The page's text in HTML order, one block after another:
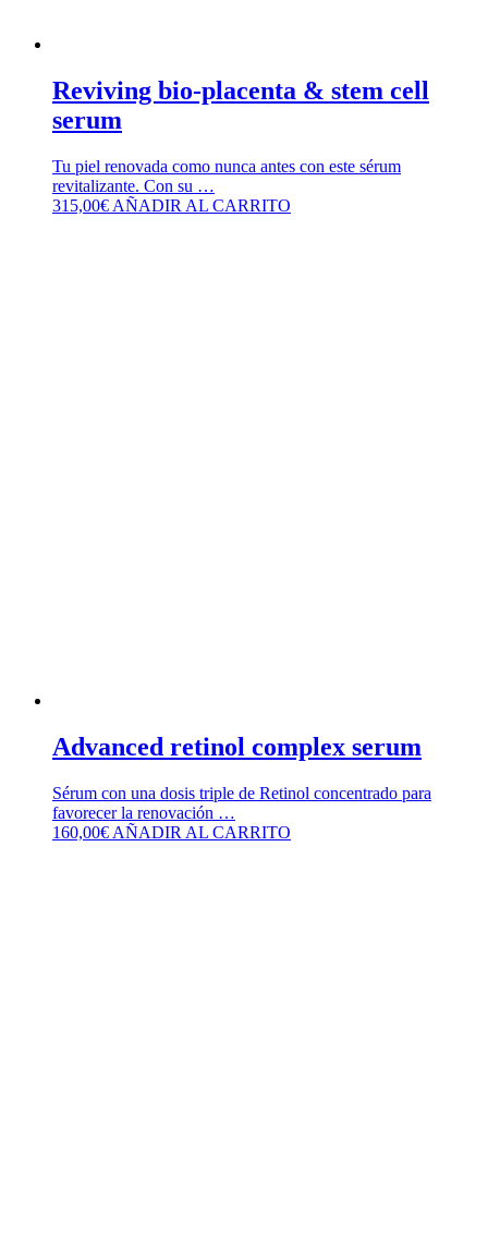
Reviving bio-placenta & stem cell
serum
Tu piel renovada como nunca antes con este sérum
revitalizante. Con su …
315,00€ AÑADIR AL CARRITO
Advanced retinol complex serum
Sérum con una dosis triple de Retinol concentrado para
favorecer la renovación …
160,00€ AÑADIR AL CARRITO